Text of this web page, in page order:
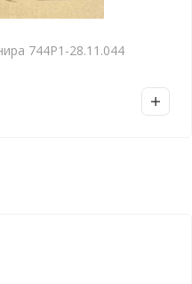
744Р1-28.11.044